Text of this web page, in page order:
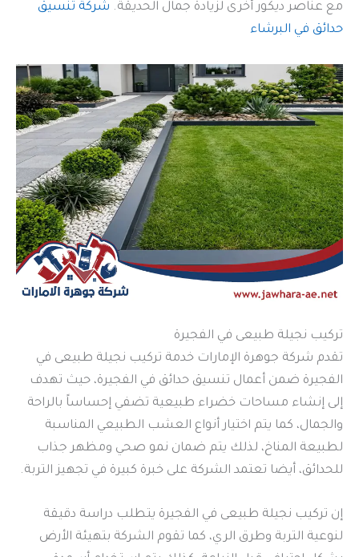
مع عناصر ديكور أخرى لزيادة جمال الحديقة. شركة تنسيق
حدائق في البرشاء
تركيب نجيلة طبيعى في الفجيرة
تقدم شركة جوهرة الإمارات خدمة تركيب نجيلة طبيعى في
الفجيرة ضمن أعمال تنسيق حدائق في الفجيرة، حيث تهدف
إلى إنشاء مساحات خضراء طبيعية تضفي إحساساً بالراحة
والجمال، كما يتم اختيار أنواع العشب الطبيعي المناسبة
لطبيعة المناخ، لذلك يتم ضمان نمو صحي ومظهر جذاب
للحدائق، أيضا تعتمد الشركة على خبرة كبيرة في تجهيز التربة.
إن تركيب نجيلة طبيعى في الفجيرة يتطلب دراسة دقيقة
لنوعية التربة وطرق الري، كما تقوم الشركة بتهيئة الأرض